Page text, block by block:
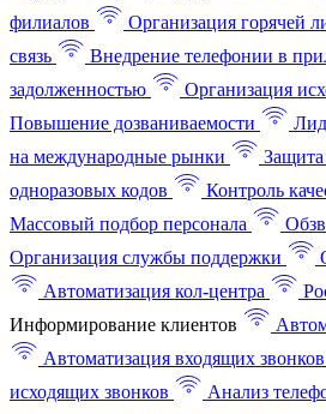
филиалов
Организация горячей
связь
Внедрение телефонии в
задолженностью
Организация
Повышение дозваниваемости
на международные рынки
одноразовых кодов
Контроль
Массовый подбор персонала
Организация службы поддержки
Автоматизация кол-центра
Информирование клиентов
Автоматизация входящих звонков
исходящих звонков
Анализ